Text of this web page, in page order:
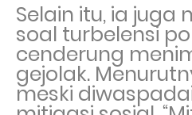
Selain itu, ia juga
soal turbelensi
cenderung
gejolak.
meski